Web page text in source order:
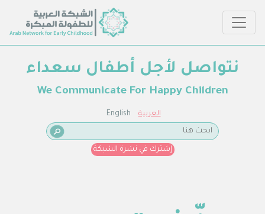
نتواصل لأجل أطفال سعداء
We Communicate For Happy Children
English العربية
إشترك في نشرة الشبكة